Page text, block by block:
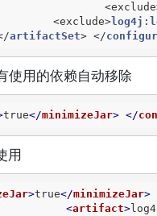
<exclude
<exclude>log4j :
/artifactSet> </
使用的依赖自动移除
true</minimizeJar> </
用
>true</minimizeJar>
<artifact>